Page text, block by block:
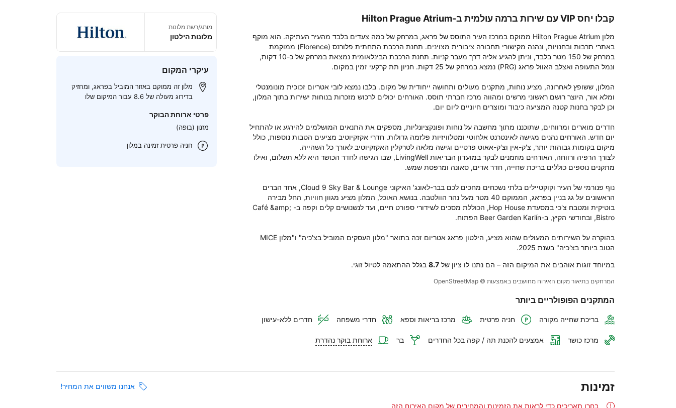
קבלו יחס VIP עם שירות ברמה עולמית ב-Hilton Prague Atrium
בוטיקית ומטבח צ'כי במסעדת Hop House, הכוללת מסכים לשידורי ספורט חיים, ועד לנשנושים קלים וקפה ב-Café &amp;
הטוב ביותר בצ'כיה" בשנת 2025.
במיוחד זוגות אוהבים את המיקום הזה – הם נתנו לו ציון של 8.7 בגלל ההתאמה לטיול זוגי.
המרחקים בתיאור מקום האירוח מחושבים באמצעות © OpenStreetMap
המתקנים הפופולריים ביותר
בריכת שחייה מקורה חניה פרטית מרכז בריאות וספא חדרי משפחה חדרים ללא-עישון
מרכז כושר אמצעים להכנת תה / קפה בכל החדרים בר ארוחת בוקר נהדרת
מלונות הילטון
מותג/רשת מלונות
עיקרי המקום
מלון זה ממוקם באזור המוביל בפראג, ומחזיק
בדירוג מעולה של 8.6 עבור המיקום שלו
פרטי ארוחת הבוקר
מזנון (בופה)
חניה פרטית זמינה במלון
זמינות אנחנו משווים את המחיר!
בחרו תאריכים כדי לראות את הזמינות והמחירים של מקום האירוח הזה